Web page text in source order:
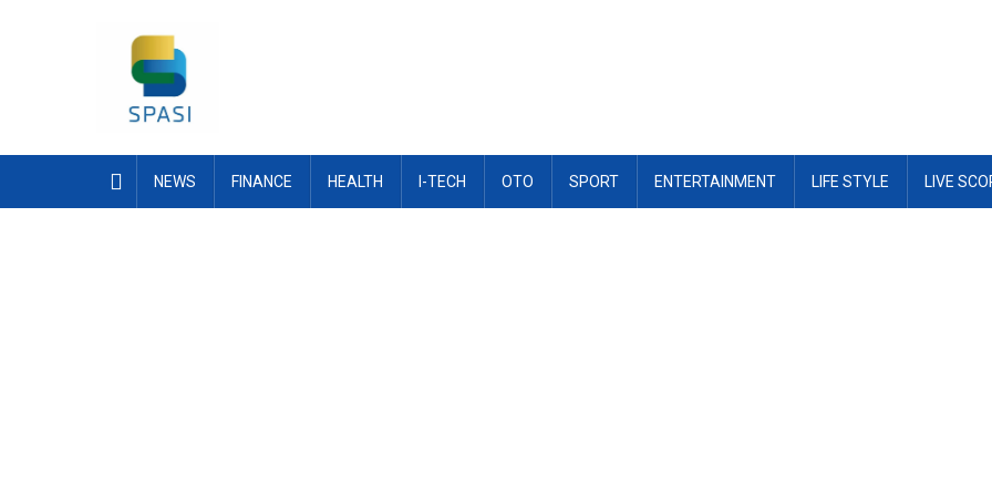
NEWS FINANCE HEALTH I-TECH OTO SPORT ENTERTAINMENT LIFE STYLE LIVE